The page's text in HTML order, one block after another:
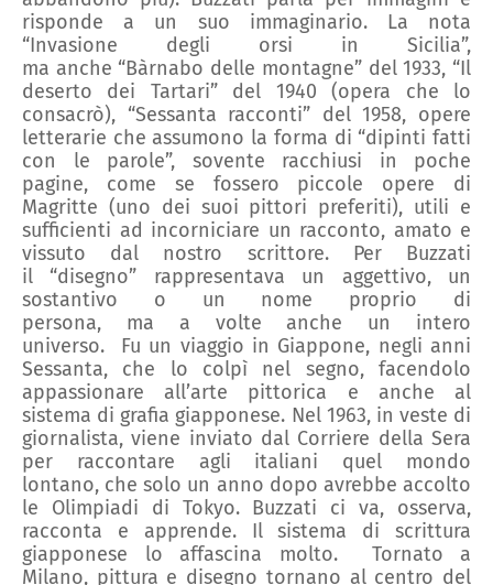
risponde a un suo immaginario. La nota
“Invasione degli orsi in Sicilia”,
ma anche “Bàrnabo delle montagne” del1933, “Il
deserto dei Tartari” del 1940
(opera che lo
consacrò), “Sessanta racconti” del1958, opere
letterarie che assumono la forma di “dipintifatti
con le parole”, sovente racchiusi in poche
pagine, come se fossero piccole opere di
Magritte (uno dei suoi pittori preferiti), utili e
sufficienti ad incorniciare un racconto, amato e
vissuto dal nostro scrittore. Per Buzzati
il “disegno” rappresentava un aggettivo, un
sostantivo o un nome proprio di
persona, ma a volte anche un
intero
universo. Fu un viaggio in Giappone, negli anni
Sessanta, che lo colpì nel segno,facendolo
appassionare all’arte pittorica e anche al
sistema di grafia giapponese. Nel 1963, in veste di
giornalista, viene inviato dal Corriere della Sera
per raccontare agli italiani quel mondo
lontano, chesolo un anno dopo avrebbe accolto
le Olimpiadi di Tokyo. Buzzati ci va, osserva,
racconta e apprende. Il sistema di scrittura
giapponese
lo affascina molto. Tornato a
Milano, pittura e disegno tornano al centro del